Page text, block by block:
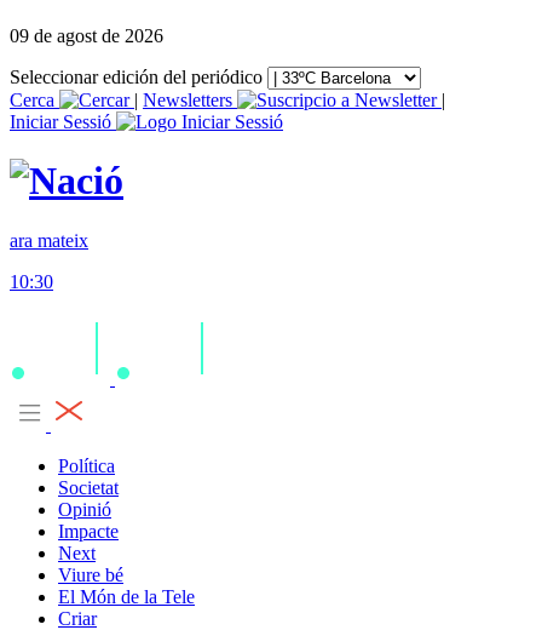
09 de agost de 2026
Seleccionar edición del periódico
Cerca
| Newsletters
|
Iniciar Sessió
ara mateix
10:30
Política
Societat
Opinió
Impacte
Next
Viure bé
El Món de la Tele
Criar